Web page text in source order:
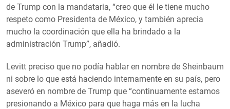
de Trump con la mandataria, “creo que él le tiene mucho
respeto como Presidenta de México, y también aprecia
mucho la coordinación que ella ha brindado a la
administración Trump”, añadió.
Levitt preciso que no podía hablar en nombre de Sheinbaum
ni sobre lo que está haciendo internamente en su país, pero
aseveró en nombre de Trump que “continuamente estamos
presionando a México para que haga más en la lucha